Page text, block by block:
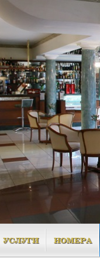
НОМЕРА
УСЛУГИ